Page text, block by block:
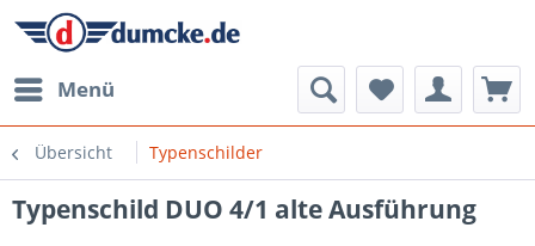
Menü
Übersicht Typenschilder
Typenschild DUO 4/1 alte Ausführung